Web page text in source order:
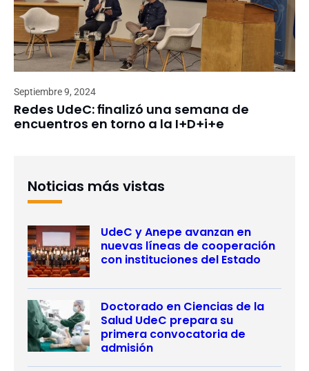
Septiembre 9, 2024
Redes UdeC: finalizó una semana de
encuentros en torno a la I+D+i+e
Noticias más vistas
UdeC y Anepe avanzan en
nuevas líneas de cooperación
con instituciones del Estado
Doctorado en Ciencias de la
Salud UdeC prepara su
primera convocatoria de
admisión